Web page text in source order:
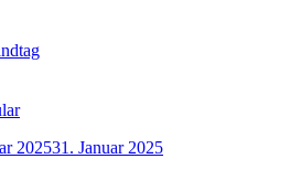
202531. Januar 2025